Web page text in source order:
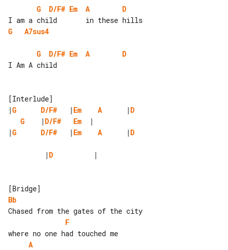
G D/F# Em A
D
G
A7sus4
G D/F# Em A
D
I Am A child
|G D/F#
   |
Em A
      |
D
G
    |
D/F# Em
|G D/F#
   |
Em A
      |
D
         |
D
          |
Bb
F
A